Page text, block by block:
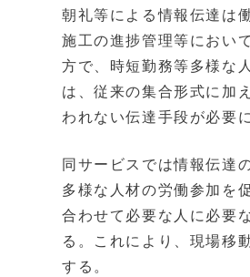
朝礼等による情報伝達は
施工の進捗管理等におい
方で、時短勤務等多様な
は、従来の集合形式に加
われない伝達手段が必要
同サービスでは情報伝達
多様な人材の労働参加を
合わせて必要な人に必要
る。これにより、現場移
する。